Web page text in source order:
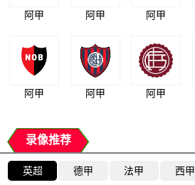
阿甲 阿甲 阿甲
阿甲 阿甲 阿甲
录像推荐
英超 德甲 法甲 西甲